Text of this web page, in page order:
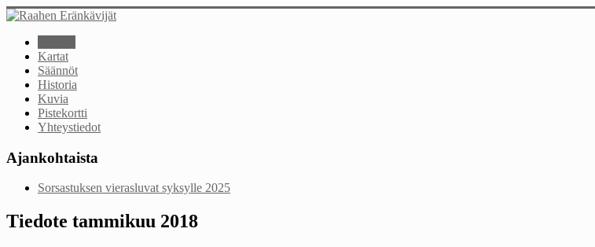
Kartat
Säännöt
Historia
Kuvia
Pistekortti
Yhteystiedot
Ajankohtaista
Sorsastuksen vierasluvat syksylle 2025
Tiedote tammikuu 2018